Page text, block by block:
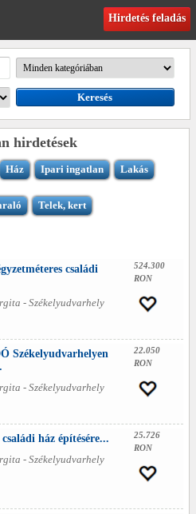
Hirdetés feladás
hirdetések
Ház Ipari ingatlan Lakás
Telek, kert
családi
- Székelyudvarhely
524.300
RON
Székelyudvarhelyen
- Székelyudvarhely
22.050
RON
ház építésére...
- Székelyudvarhely
25.726
RON